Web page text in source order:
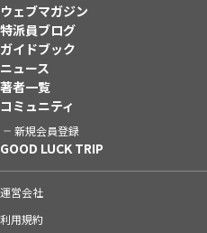
ウェブマガジン
特派員ブログ
ガイドブック
ニュース
著者一覧
コミュニティ
新規会員登録
GOOD LUCK TRIP
運営会社
利用規約